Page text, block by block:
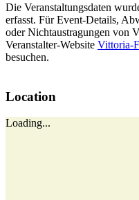
Die Veranstaltungsdaten
erfasst. Für Event-Details,
oder Nichtaustragungen von
Veranstalter-Website Vittoria-
besuchen.
Location
Loading...